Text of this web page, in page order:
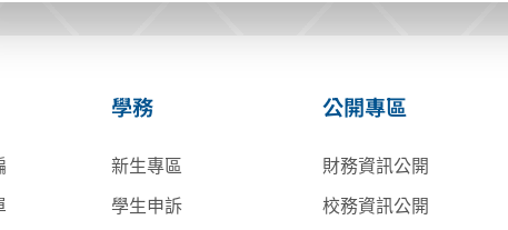
學務
新生專區
學生申訴
公開專區
財務資訊公開
校務資訊公開